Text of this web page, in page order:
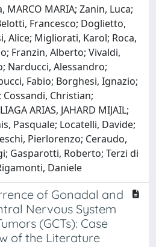
MARCO MARIA; Zanin, Luca;
Francesco; Doglietto,
Alice; Migliorati, Karol; Roca,
Franzin, Alberto; Vivaldi,
Narducci, Alessandro;
Fabio; Borghesi, Ignazio;
Christian;
ARIAS, JAHARD MIJAIL;
Pasquale; Locatelli, Davide;
Pierlorenzo; Ceraudo,
Gasparotti, Roberto; Terzi di
Daniele
of Gonadal and
Nervous System
(GCTs): Case
of the Literature